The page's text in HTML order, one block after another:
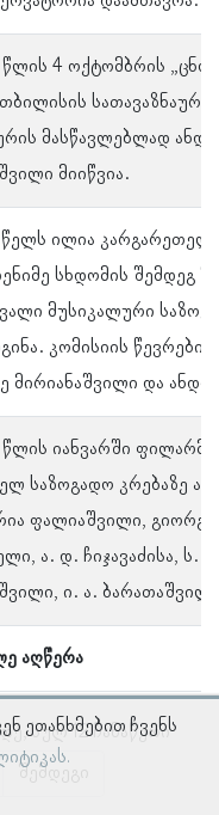
აღწერა
წლის 4 ოქტომბრის
სათავაზნაურო
მასწავლებლად
მიიწვია.
წელს ილია
სხდომის შემდეგ
მუსიკალური
კომისიის წევრები
მირიანაშვილი და
წლის იანვარში
საზოგადო კრებაზე
ფალიაშვილი,
ა. დ. ჩიჯავაძისა, ს.
ი. ა.
სულ 12 ჩანაწერი
შემდეგი
ეთანხმებით ჩვენს